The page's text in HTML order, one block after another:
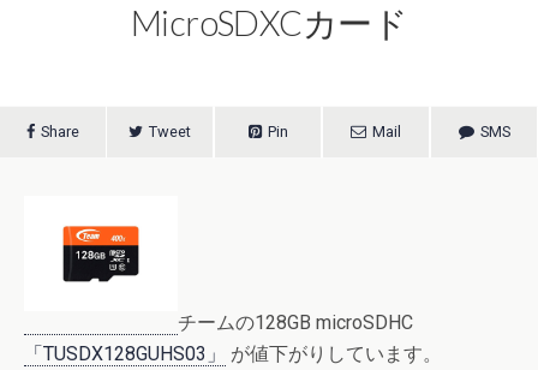
MicroSDXCカード
Share Tweet Pin Mail SMS
チームの128GB microSDHC
「TUSDX128GUHS03」
が値下がりしています。